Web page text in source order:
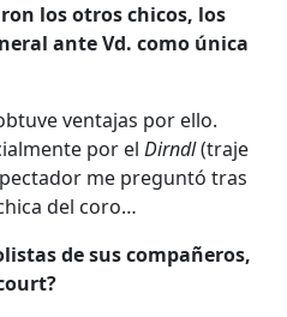
los otros chicos, los
ante Vd. como única
ventajas por ello.
por el Dirndl(traje
me preguntó tras
del coro…
de sus compañeros,